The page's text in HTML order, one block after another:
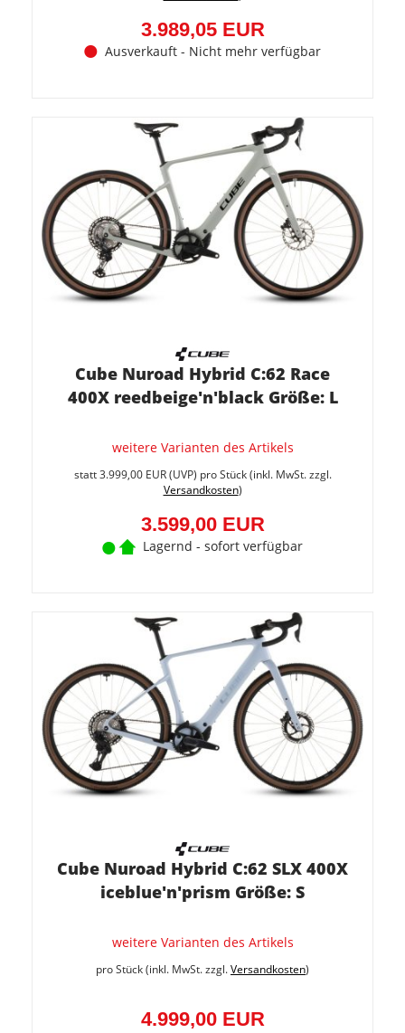
3.989,05 EUR
Ausverkauft - Nicht mehr verfügbar
Cube Nuroad Hybrid C:62 Race
400X reedbeige'n'black Größe: L
weitere Varianten des Artikels
statt3.999,00 EUR(UVP) pro Stück (inkl. MwSt. zzgl.
Versandkosten)
3.599,00 EUR
Lagernd - sofort verfügbar
Cube Nuroad Hybrid C:62 SLX 400X
iceblue'n'prism Größe: S
weitere Varianten des Artikels
pro Stück (inkl. MwSt. zzgl.Versandkosten)
4.999,00 EUR